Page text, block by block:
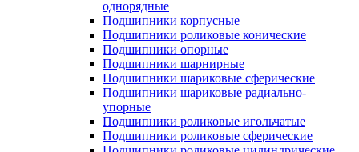
однорядные
Подшипники корпусные
Подшипники роликовые конические
Подшипники опорные
Подшипники шарнирные
Подшипники шариковые сферические
Подшипники шариковые радиально-
упорные
Подшипники роликовые игольчатые
Подшипники роликовые сферические